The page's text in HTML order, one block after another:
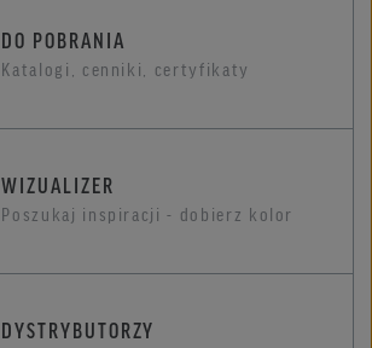
DO POBRANIA
Katalogi, cenniki, certyfikaty
WIZUALIZER
Poszukaj inspiracji - dobierz kolor
DYSTRYBUTORZY